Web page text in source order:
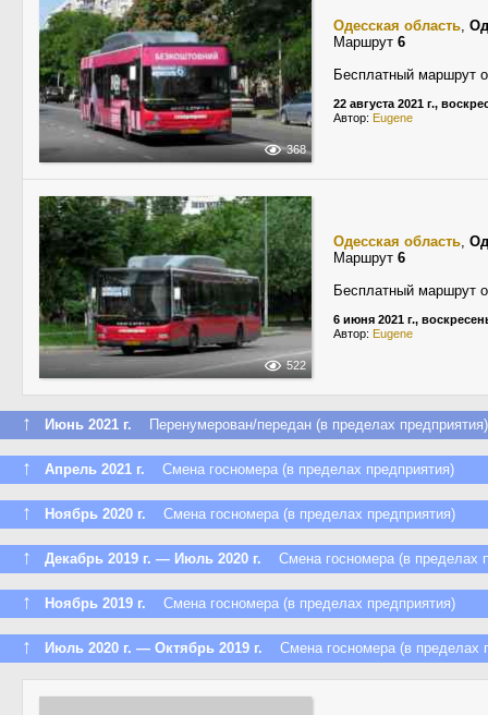
368
Одесская область,
Маршрут 6
Бесплатный маршрут
22 августа 2021 г.,
Автор: Eugene
522
Одесская область,
Маршрут 6
Бесплатный маршрут
6 июня 2021 г.,
Автор: Eugene
↑ Июнь 2021 г. Перенумерован/передан (в пределах предприятия)
↑ Апрель 2021 г. Смена госномера (в пределах предприятия)
↑ Ноябрь 2020 г. Смена госномера (в пределах предприятия)
↑ Декабрь 2019 г. — Июль 2020 г. Смена госномера (в пределах
↑ Ноябрь 2019 г. Смена госномера (в пределах предприятия)
↑ Июль 2020 г. — Октябрь 2019 г. Смена госномера (в пределах